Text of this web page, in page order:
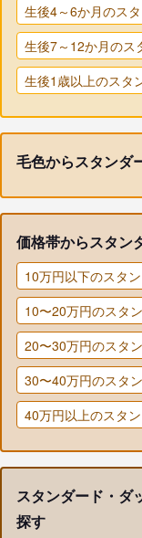
生後4～6か月のス
生後7～12か月のス
生後1歳以上のスタ
毛色からスタンダ
価格帯からスタン
10万円以下のスタ
10〜20万円のスタ
20〜30万円のスタ
30〜40万円のスタ
40万円以上のスタ
スタンダード・ダ
探す